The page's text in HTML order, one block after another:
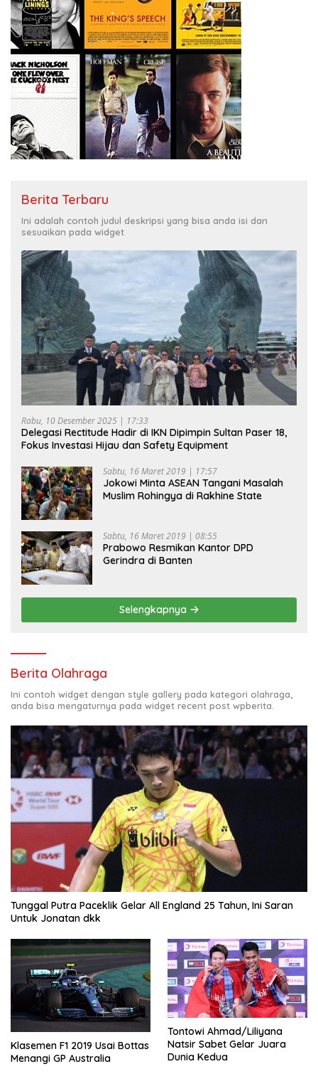
Berita Terbaru
Ini adalah contoh judul deskripsi yang bisa anda isi dan
sesuaikan pada widget
Rabu, 10 Desember 2025 | 17:33
Delegasi Rectitude Hadir di IKN Dipimpin Sultan Paser 18,
Fokus Investasi Hijau dan Safety Equipment
Sabtu, 16 Maret 2019 | 17:57
Jokowi Minta ASEAN Tangani Masalah
Muslim Rohingya di Rakhine State
Sabtu, 16 Maret 2019 | 08:55
Prabowo Resmikan Kantor DPD
Gerindra di Banten
Selengkapnya
Berita Olahraga
Ini contoh widget dengan style gallery pada kategori olahraga,
anda bisa mengaturnya pada widget recent post wpberita.
Tunggal Putra Paceklik Gelar All England 25 Tahun, Ini Saran
Untuk Jonatan dkk
Klasemen F1 2019 Usai Bottas
Menangi GP Australia
Tontowi Ahmad/Liliyana
Natsir Sabet Gelar Juara
Dunia Kedua